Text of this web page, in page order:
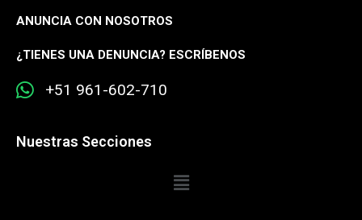
ANUNCIA CON NOSOTROS
¿TIENES UNA DENUNCIA? ESCRÍBENOS
+51 961-602-710
Nuestras Secciones